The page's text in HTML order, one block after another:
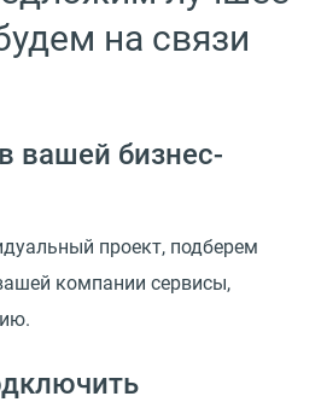
на связи
вашей бизнес-
проект, подберем
компании сервисы,